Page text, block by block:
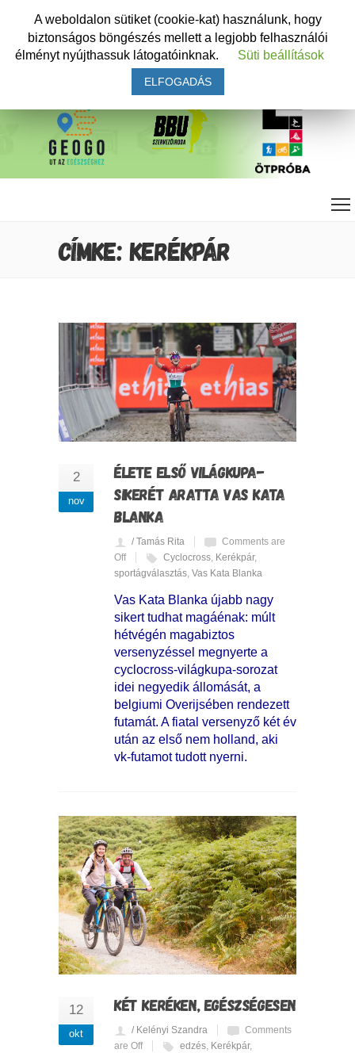
CÍMKE: KERÉKPÁR
2
nov
ÉLETE ELSŐ VILÁGKUPA-
SIKERÉT ARATTA VAS KATA
BLANKA
/ Tamás Rita
Comments are
Off
Cyclocross, Kerékpár,
sportágválasztás, Vas Kata Blanka
Vas Kata Blanka újabb nagy
sikert tudhat magáénak: múlt
hétvégén magabiztos
versenyzéssel megnyerte a
cyclocross-világkupa-sorozat
idei negyedik állomását, a
belgiumi Overijsében rendezett
futamát. A fiatal versenyző két év
után az első nem holland, aki
vk-futamot tudott nyerni.
12
okt
KÉT KERÉKEN, EGÉSZSÉGESEN
/ Kelényi Szandra
Comments
are Off
edzés, Kerékpár,
A weboldalon sütiket (cookie-kat) használunk, hogy
biztonságos böngészés mellett a legjobb felhasználói
élményt nyújthassuk látogatóinknak.
Süti beállítások
ELFOGADÁS